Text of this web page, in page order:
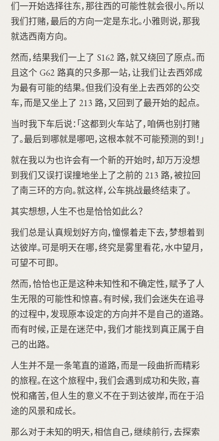
们一开始选择往东，那往西的可能性就会很小。所以
我们打赌，最后的方向一定是东北。小雅则说，那我
就选西南方向。
然而，结果我们一上了 S162 路，就又绕回了原点。而
且这个 G62 路真的只多那一站，让我们让去西郊成
为最有可能的结果。但我们没有坐上去西郊的公交
车，而是又坐上了 213 路，又回到了最开始的起点。
当时我下车后说：「这都到火车站了，咱俩也别打赌
了。最后到哪就是哪吧，这根本就不可能预测的到！」
就在我以为也许会有一个新的开始时，却万万没想
到我们又误打误撞地坐上了之前的 213 路，被拉回
了南三环的方向。就这样，公车挑战最终结束了。
其实想想，人生不也是恰恰如此么？
我们总是认真规划好方向，憧憬着走下去，梦想着到
达彼岸。可是明天在哪，终究是雾里看花，水中望月，
可望不可即。
然而，恰恰也正是这种未知性和不确定性，赋予了人
生无限的可能性和惊喜。有时候，我们会迷失在追寻
的过程中，发现原本设定的方向并不是自己的道路。
而有时候，正是在迷茫中，我们才能找到真正属于自
己的出路。
人生并不是一条笔直的道路，而是一段曲折而精彩
的旅程。在这个旅程中，我们会遇到成功和失败，喜
悦和痛苦，但人生的意义不在于到达彼岸，而在于沿
途的风景和成长。
那么对于未知的明天，相信自己，继续前行，去探索